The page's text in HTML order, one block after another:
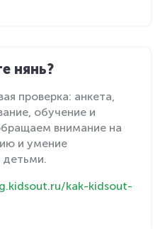
нянь?
проверка: анкета,
обучение и
внимание на
и умение
детьми.
kak-kidsout-